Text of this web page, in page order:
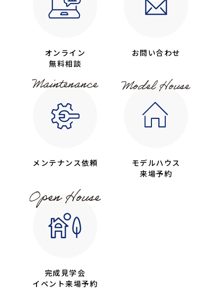
オンライン
無料相談
お問い合わせ
メンテナンス依頼
モデルハウス
来場予約
完成見学会
イベント来場予約